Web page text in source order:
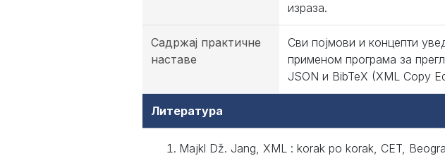
израза.
Садржај практичне
наставе
Сви појмови и концепти
применом програма за
JSON и BibTeX (XML Copy
Литература
Majkl Dž. Jang, XML : korak po korak, CET,